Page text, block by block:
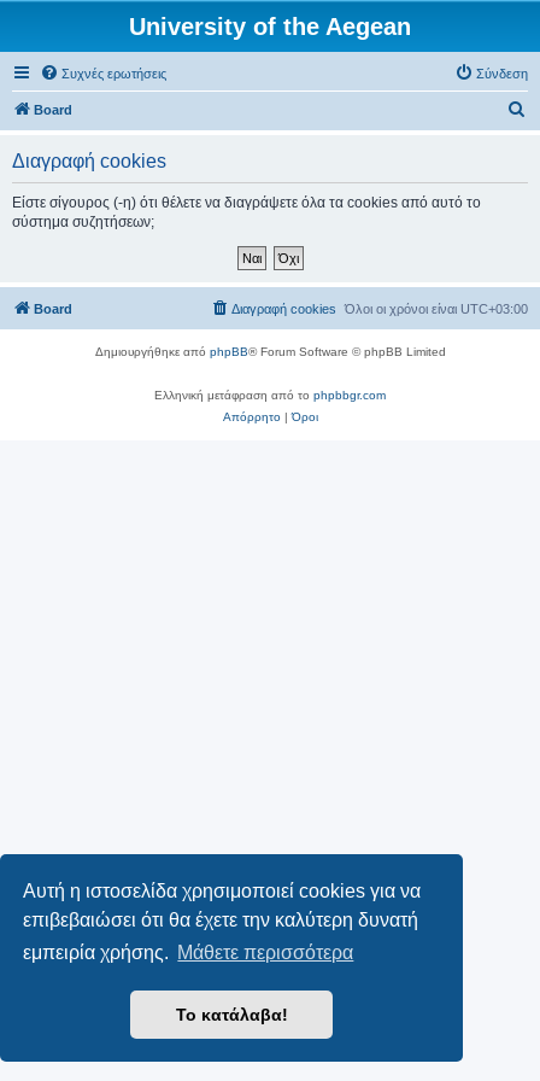
Αυτή η ιστοσελίδα χρησιμοποιεί cookies για να
επιβεβαιώσει ότι θα έχετε την καλύτερη δυνατή
εμπειρία χρήσης. Μάθετε περισσότερα
Το κατάλαβα!
University of the Aegean
Συχνές ερωτήσεις Σύνδεση
Board
σ
Διαγραφή cookies
Είστε σίγουρος (-η) ότι θέλετε να διαγράψετε όλα τα cookies από αυτό το
σύστημα συζητήσεων;
Board Όλοι οι χρόνοι είναι UTC+03:00
Διαγραφή cookies
Δημιουργήθηκε από phpBB® Forum Software © phpBB Limited
Ελληνική μετάφραση από το phpbbgr.com
Απόρρητο|Όροι